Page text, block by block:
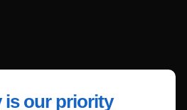
is our priority